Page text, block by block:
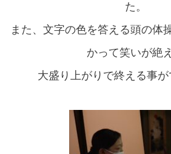
た。
また、文字の色を答える頭の体
かって笑いが絶
大盛り上がりで終える事が